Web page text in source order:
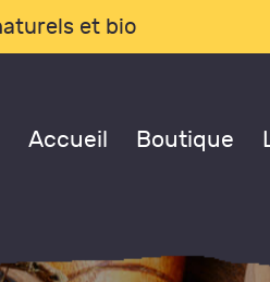
et bio
Accueil Boutique